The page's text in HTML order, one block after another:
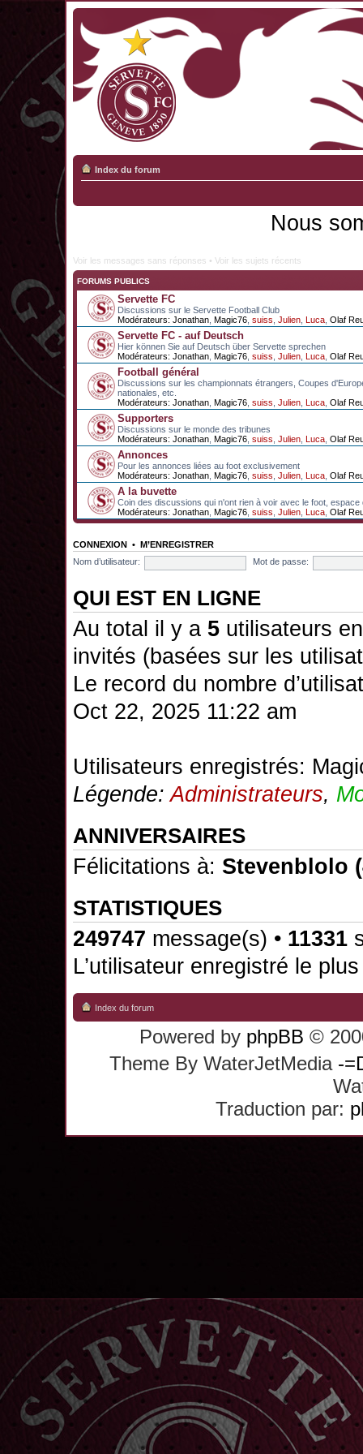
Index du forum
Nous
Voir les messages sans réponses • Voir les sujets récents
FORUMS PUBLICS
Servette FC
Discussions sur le Servette Football Club
Modérateurs: Jonathan Magic76 suiss Julien Luca Olaf
Servette FC - auf Deutsch
Hier können Sie auf Deutsch über Servette sprechen
Modérateurs: Jonathan Magic76 suiss Julien Luca Olaf
Football général
Discussions sur les championnats étrangers, Coupes
nationales, etc.
Modérateurs: Jonathan Magic76 suiss Julien Luca Olaf
Supporters
Discussions sur le monde des tribunes
Modérateurs: Jonathan Magic76 suiss Julien Luca Olaf
Annonces
Pour les annonces liées au foot exclusivement
Modérateurs: Jonathan Magic76 suiss Julien Luca Olaf
A la buvette
Coin des discussions qui n'ont rien à voir avec le foot, espace
Modérateurs: Jonathan Magic76 suiss Julien Luca Olaf
CONNEXION • M’ENREGISTRER
Nom d’utilisateur:
Mot de passe:
QUI EST EN LIGNE
Au total il y a 5 utilisateurs
invités (basées sur les
Le record du nombre
Oct 22, 2025 11:22 am
Utilisateurs enregistrés:
Légende:Administrateurs,
ANNIVERSAIRES
Félicitations à: Stevenblolo
STATISTIQUES
249747 message(s) • 11331
L’utilisateur enregistré le
Index du forum
Powered by phpBB ©
Theme By WaterJetMedia -
Traduction par: